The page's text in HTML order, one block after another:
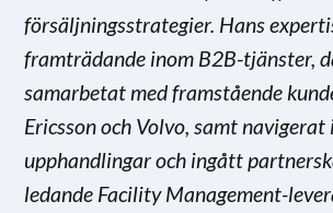
försäljningsstrategier. Hans
framträdande inom B2B-tjänster,
samarbetat med framstående
Ericsson och Volvo, samt
upphandlingar och ingått
ledande Facility Management-